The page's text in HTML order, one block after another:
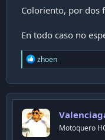
El video en cambio,
propone que eso
Quien dijo q los
fenómeno local
estos subestiman…
en las políticas
están quedándose
En resumen, un
autores dicen q no
Coloriento, por dos
En todo caso no
R
e
c
t
o
n
zhoen
Motoquero